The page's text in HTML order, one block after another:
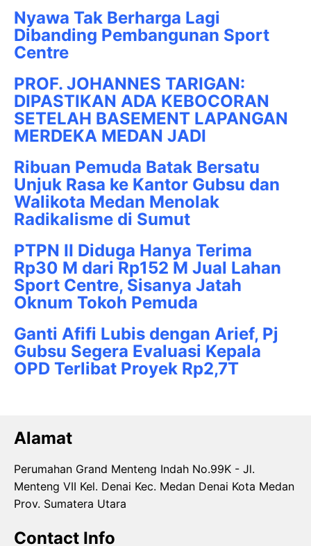
Nyawa Tak Berharga Lagi
Dibanding Pembangunan Sport
Centre
PROF. JOHANNES TARIGAN:
DIPASTIKAN ADA KEBOCORAN
SETELAH BASEMENT LAPANGAN
MERDEKA MEDAN JADI
Ribuan Pemuda Batak Bersatu
Unjuk Rasa ke Kantor Gubsu dan
Walikota Medan Menolak
Radikalisme di Sumut
PTPN II Diduga Hanya Terima
Rp30 M dari Rp152 M Jual Lahan
Sport Centre, Sisanya Jatah
Oknum Tokoh Pemuda
Ganti Afifi Lubis dengan Arief, Pj
Gubsu Segera Evaluasi Kepala
OPD Terlibat Proyek Rp2,7T
Alamat
Perumahan Grand Menteng Indah No.99K - Jl.
Menteng VII Kel. Denai Kec. Medan Denai Kota Medan
Prov. Sumatera Utara
Contact Info